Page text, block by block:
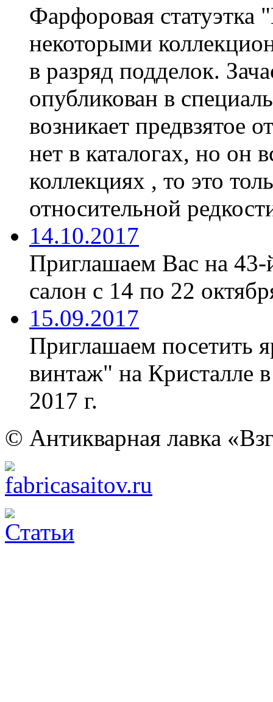
Фарфоровая статуэтка
некоторыми
в разряд подделок.
опубликован в
возникает предвзятое
нет в каталогах, но он
коллекциях , то это
относительной
14.10.2017
Приглашаем Вас на
салон с 14 по 22
15.09.2017
Приглашаем посетить
винтаж" на Кристалле
2017 г.
© Антикварная лавка